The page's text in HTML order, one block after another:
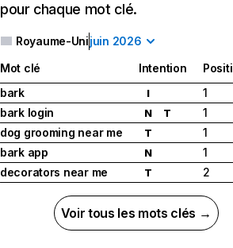
pour chaque mot clé.
Royaume-Unijuin 2026
Mot clé Intention
bark
I
1
bark login
N T
1
dog grooming near me
T
1
bark app
N
1
decorators near me
T 2
Voir tous les mots clés →